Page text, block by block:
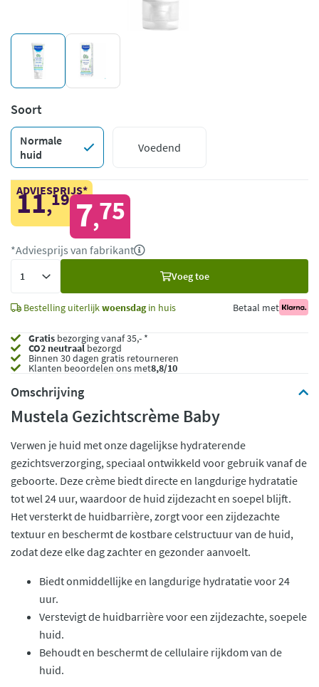
Soort
Normale
huid
Voedend
ADVIESPRIJS*
11,19 7,75
*Adviesprijs van fabrikant
Voeg toe
Bestelling uiterlijkwoensdagin huis Betaal met
Gratis bezorging vanaf 35,- *
CO2 neutraalbezorgd
Binnen 30 dagen gratis retourneren
Klanten beoordelen ons met8,8/10
Omschrijving
Mustela Gezichtscrème Baby
Verwen je huid met onze dagelijkse hydraterende
gezichtsverzorging, speciaal ontwikkeld voor gebruik vanaf de
geboorte. Deze crème biedt directe en langdurige hydratatie
tot wel 24 uur, waardoor de huid zijdezacht en soepel blijft.
Het versterkt de huidbarrière, zorgt voor een zijdezachte
textuur en beschermt de kostbare celstructuur van de huid,
zodat deze elke dag zachter en gezonder aanvoelt.
Biedt onmiddellijke en langdurige hydratatie voor 24
uur.
Verstevigt de huidbarrière voor een zijdezachte, soepele
huid.
Behoudt en beschermt de cellulaire rijkdom van de
huid.